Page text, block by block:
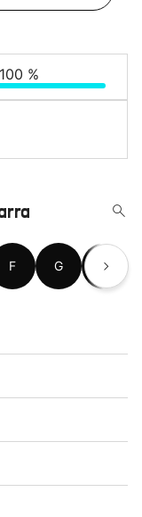
100 %
F G H